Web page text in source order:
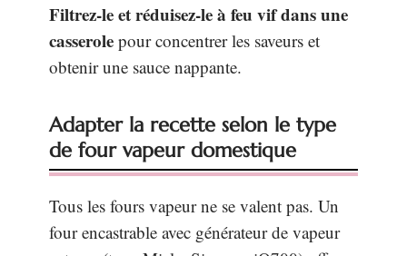
Filtrez-le et réduisez-le à feu vif dans une
casserole pour concentrer les saveurs et
obtenir une sauce nappante.
Adapter la recette selon le type
de four vapeur domestique
Tous les fours vapeur ne se valent pas. Un
four encastrable avec générateur de vapeur